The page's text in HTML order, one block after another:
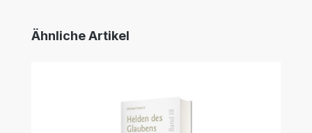
Produktgalerie überspringen
Ähnliche Artikel